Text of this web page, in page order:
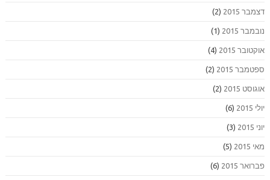
דצמבר 2015 (2)
נובמבר 2015 (1)
אוקטובר 2015 (4)
ספטמבר 2015 (2)
אוגוסט 2015 (2)
יולי 2015 (6)
יוני 2015 (3)
מאי 2015 (5)
פברואר 2015 (6)